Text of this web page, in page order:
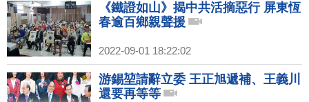
《鐵證如山》揭中共活摘惡行 屏東恆
春逾百鄉親聲援
2022-09-01 18:22:02
游錫堃請辭立委 王正旭遞補、王義川
還要再等等